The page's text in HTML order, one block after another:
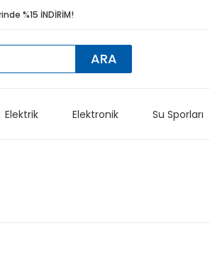
%15 İNDİRİM!
ARA
Elektrik Elektronik Su Sporları